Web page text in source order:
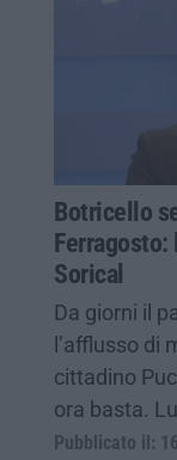
Botricello
Sorical
Da giorni il
l’afflusso di
cittadino
ora basta.
Pubblicato il: